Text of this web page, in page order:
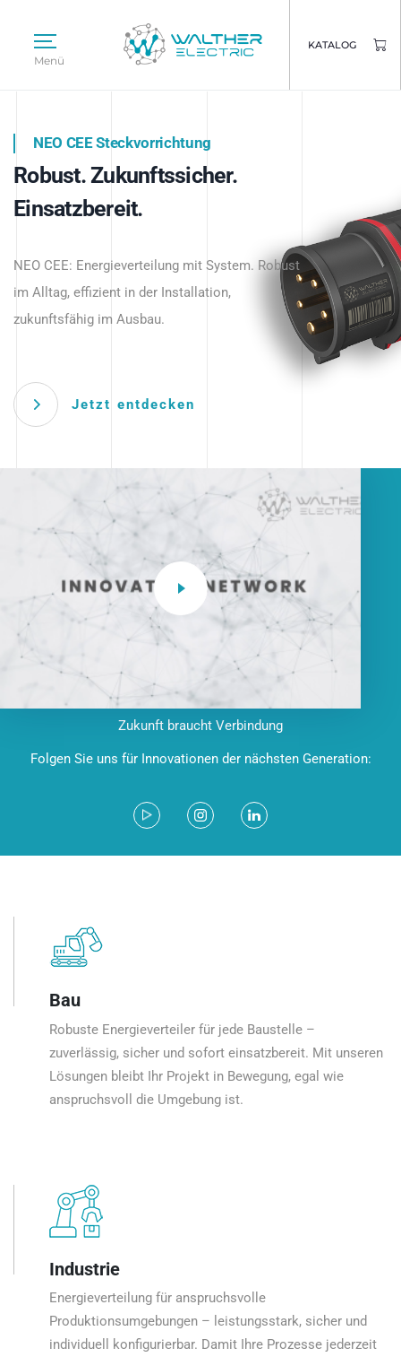
Menü
KATALOG
Intelligente Stromverteilung
beginnt hier.
NEO CEE Steckvorrichtung
Robust. Zukunftssicher.
Einsatzbereit.
NEO CEE: Energieverteilung mit System. Robust
im Alltag, effizient in der Installation,
zukunftsfähig im Ausbau.
Jetzt entdecken
Intelligenz trifft Energie.
Anwendungen – robust, IP-geschützt und
zukunftsfähig.
Zukunft braucht Verbindung
Folgen Sie uns für Innovationen der nächsten Generation:
Bau
Robuste Energieverteiler für jede Baustelle –
zuverlässig, sicher und sofort einsatzbereit. Mit unseren
Lösungen bleibt Ihr Projekt in Bewegung, egal wie
anspruchsvoll die Umgebung ist.
Industrie
Energieverteilung für anspruchsvolle
Produktionsumgebungen – leistungsstark, sicher und
individuell konfigurierbar. Damit Ihre Prozesse jederzeit